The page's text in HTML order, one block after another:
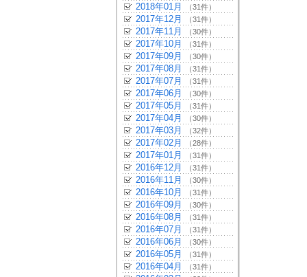
2018年01月 （31件）
2017年12月 （31件）
2017年11月 （30件）
2017年10月 （31件）
2017年09月 （30件）
2017年08月 （31件）
2017年07月 （31件）
2017年06月 （30件）
2017年05月 （31件）
2017年04月 （30件）
2017年03月 （32件）
2017年02月 （28件）
2017年01月 （31件）
2016年12月 （31件）
2016年11月 （30件）
2016年10月 （31件）
2016年09月 （30件）
2016年08月 （31件）
2016年07月 （31件）
2016年06月 （30件）
2016年05月 （31件）
2016年04月 （31件）